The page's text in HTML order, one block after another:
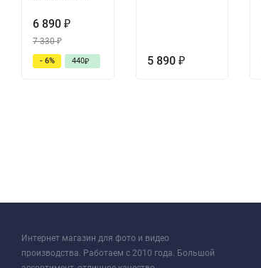
6 890 ₽
7 330₽
- 6% 440₽ 5 890 ₽
Интернет магазин для фото и видео
производства. Работаем с 2010 года. Большой